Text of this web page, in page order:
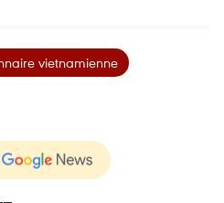
vietnamienne